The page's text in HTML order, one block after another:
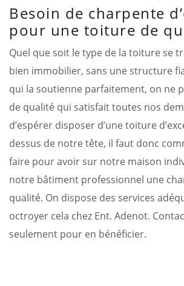
Besoin de charpente
pour une toiture de
Quel que soit le type de la toiture se
bien immobilier, sans une structure
qui la soutienne parfaitement, on ne
de qualité qui satisfait toutes nos
d’espérer disposer d’une toiture
dessus de notre tête, il faut donc
faire pour avoir sur notre maison
notre bâtiment professionnel une
qualité. On dispose des services
octroyer cela chez Ent. Adenot.
seulement pour en bénéficier.